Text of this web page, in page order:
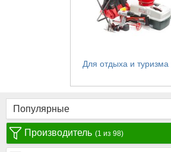
Для отдыха и туризма
Производитель (1 из 98)